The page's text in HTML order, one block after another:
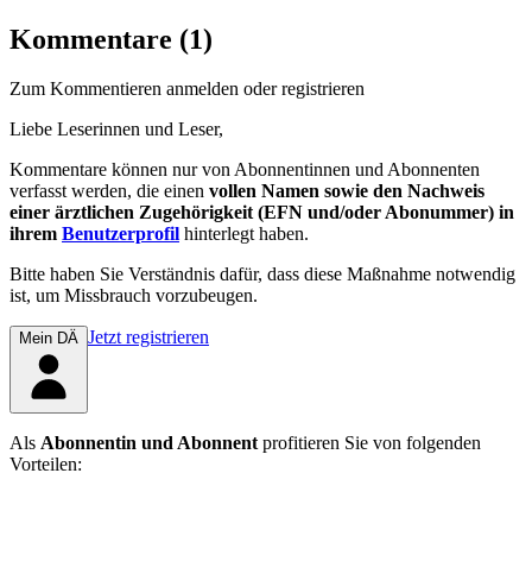
Kommentare (1)
Zum Kommentieren anmelden oder registrieren
Liebe Leserinnen und Leser,
Kommentare können nur von Abonnentinnen und Abonnenten
verfasst werden, die einen vollen Namen sowie den Nachweis
einer ärztlichen Zugehörigkeit (EFN und/oder Abonummer) in
ihrem Benutzerprofil hinterlegt haben.
Bitte haben Sie Verständnis dafür, dass diese Maßnahme notwendig
ist, um Missbrauch vorzubeugen.
Mein DÄ Jetzt registrieren
Als Abonnentin und Abonnentprofitieren Sie von folgenden
Vorteilen: